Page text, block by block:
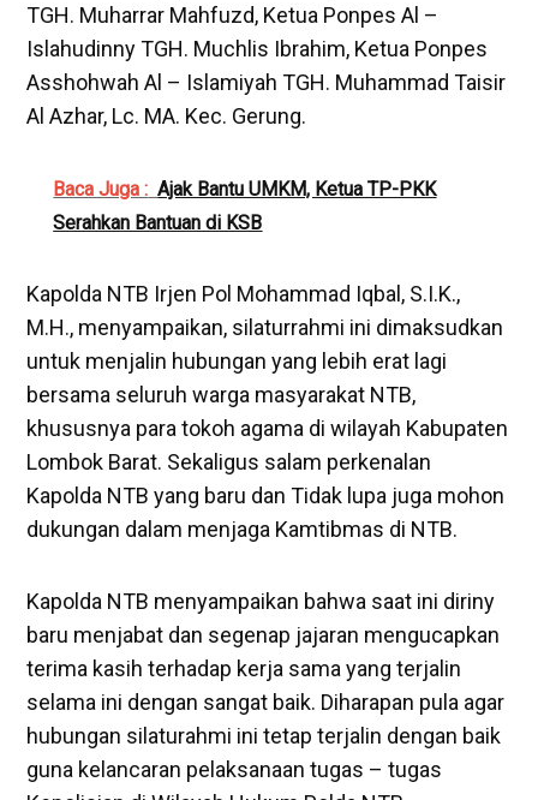
TGH. Muharrar Mahfuzd, Ketua Ponpes Al –
Islahudinny TGH. Muchlis Ibrahim, Ketua Ponpes
Asshohwah Al – Islamiyah TGH. Muhammad Taisir
Al Azhar, Lc. MA. Kec. Gerung.
Baca Juga : Ajak Bantu UMKM, Ketua TP-PKK
Serahkan Bantuan di KSB
Kapolda NTB Irjen Pol Mohammad Iqbal, S.I.K.,
M.H., menyampaikan, silaturrahmi ini dimaksudkan
untuk menjalin hubungan yang lebih erat lagi
bersama seluruh warga masyarakat NTB,
khususnya para tokoh agama di wilayah Kabupaten
Lombok Barat. Sekaligus salam perkenalan
Kapolda NTB yang baru dan Tidak lupa juga mohon
dukungan dalam menjaga Kamtibmas di NTB.
Kapolda NTB menyampaikan bahwa saat ini diriny
baru menjabat dan segenap jajaran mengucapkan
terima kasih terhadap kerja sama yang terjalin
selama ini dengan sangat baik. Diharapan pula agar
hubungan silaturahmi ini tetap terjalin dengan baik
guna kelancaran pelaksanaan tugas – tugas